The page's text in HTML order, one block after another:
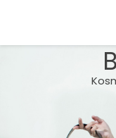
content